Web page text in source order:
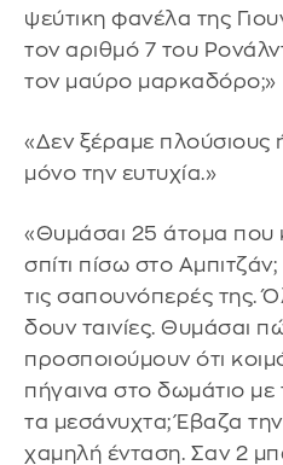
ψεύτικη φανέλα της
τον αριθμό 7 του
τον μαύρο μαρκαδόρο;»
«Δεν ξέραμε πλούσιους
μόνο την ευτυχία.»
«Θυμάσαι 25 άτομα που
σπίτι πίσω στο
τις σαπουνόπερές της.
δουν ταινίες. Θυμάσαι
προσποιούμουν ότι
πήγαινα στο δωμάτιο με
τα μεσάνυχτα; Έβαζα
χαμηλή ένταση. Σαν 2